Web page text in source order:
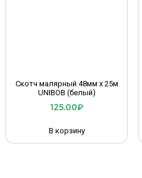
Скотч малярный 48мм х 25м
UNIBOB (белый)
125.00₽
В корзину